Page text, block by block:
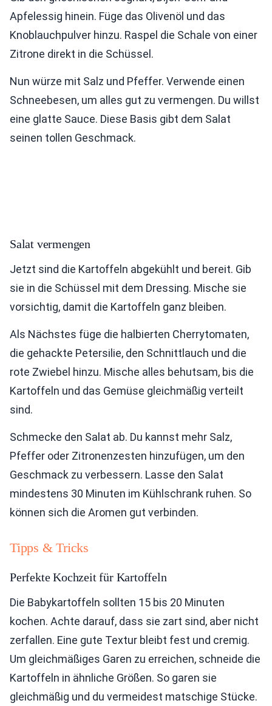
Apfelessig hinein. Füge das Olivenöl und das
Knoblauchpulver hinzu. Raspel die Schale von einer
Zitrone direkt in die Schüssel.
Nun würze mit Salz und Pfeffer. Verwende einen
Schneebesen, um alles gut zu vermengen. Du willst
eine glatte Sauce. Diese Basis gibt dem Salat
seinen tollen Geschmack.
Salat vermengen
Jetzt sind die Kartoffeln abgekühlt und bereit. Gib
sie in die Schüssel mit dem Dressing. Mische sie
vorsichtig, damit die Kartoffeln ganz bleiben.
Als Nächstes füge die halbierten Cherrytomaten,
die gehackte Petersilie, den Schnittlauch und die
rote Zwiebel hinzu. Mische alles behutsam, bis die
Kartoffeln und das Gemüse gleichmäßig verteilt
sind.
Schmecke den Salat ab. Du kannst mehr Salz,
Pfeffer oder Zitronenzesten hinzufügen, um den
Geschmack zu verbessern. Lasse den Salat
mindestens 30 Minuten im Kühlschrank ruhen. So
können sich die Aromen gut verbinden.
Tipps & Tricks
Perfekte Kochzeit für Kartoffeln
Die Babykartoffeln sollten 15 bis 20 Minuten
kochen. Achte darauf, dass sie zart sind, aber nicht
zerfallen. Eine gute Textur bleibt fest und cremig.
Um gleichmäßiges Garen zu erreichen, schneide die
Kartoffeln in ähnliche Größen. So garen sie
gleichmäßig und du vermeidest matschige Stücke.